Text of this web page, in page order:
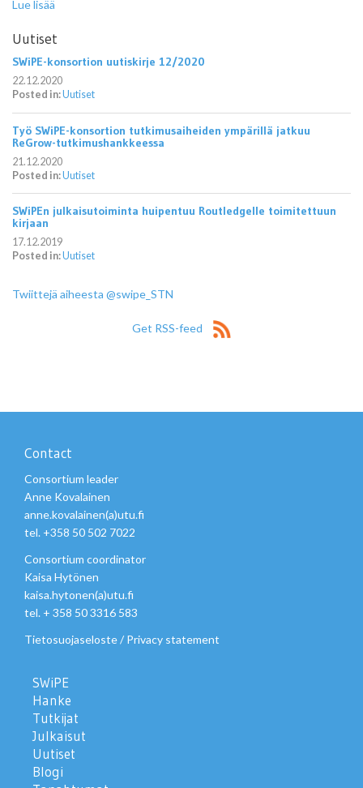
Lue lisää
Uutiset
SWiPE-konsortion uutiskirje 12/2020
22.12.2020
Posted in:Uutiset
Työ SWiPE-konsortion tutkimusaiheiden ympärillä jatkuu
ReGrow-tutkimushankkeessa
21.12.2020
Posted in:Uutiset
SWiPEn julkaisutoiminta huipentuu Routledgelle toimitettuun
kirjaan
17.12.2019
Posted in:Uutiset
Twiittejä aiheesta @swipe_STN
Get RSS-feed
Contact
Consortium leader
Anne Kovalainen
anne.kovalainen(a)utu.fi
tel. +358 50 502 7022
Consortium coordinator
Kaisa Hytönen
kaisa.hytonen(a)utu.fi
tel. + 358 50 3316 583
Tietosuojaseloste/ Privacy statement
SWiPE
Hanke
Tutkijat
Julkaisut
Uutiset
Blogi